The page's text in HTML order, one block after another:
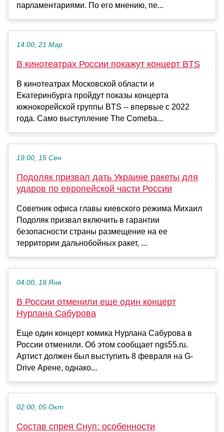
парламентариями. По его мнению, пе...
14:00, 21 Мар
В кинотеатрах России покажут концерт BTS
В кинотеатрах Московской области и
Екатеринбурга пройдут показы концерта
южнокорейской группы BTS -- впервые с 2022
года. Само выступление The Comeba...
19:00, 15 Сен
Подоляк призвал дать Украине ракеты для
ударов по европейской части России
Советник офиса главы киевского режима Михаил
Подоляк призвал включить в гарантии
безопасности страны размещение на ее
территории дальнобойных ракет, ...
04:00, 18 Янв
В России отменили еще один концерт
Нурлана Сабурова
Еще один концерт комика Нурлана Сабурова в
России отменили. Об этом сообщает ngs55.ru.
Артист должен был выступить 8 февраля на G-
Drive Арене, однако...
02:00, 05 Окт
Состав спрея Снуп: особенности